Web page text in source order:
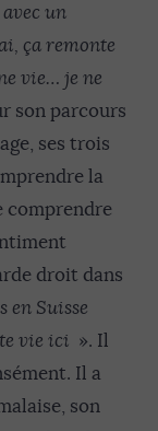
un
ça remonte
vie… je ne
son parcours
ses trois
la
comprendre
droit dans
en Suisse
vie ici ». Il
Il a
son